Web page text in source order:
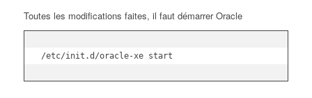
Toutes les modifications faites, il faut démarrer Oracle
/etc/init.d/oracle-xe start